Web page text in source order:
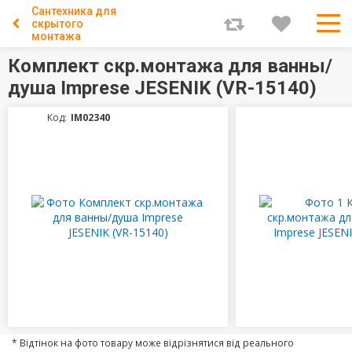
Сантехника для
скрытого
монтажа
Комплект скр.монтажа для ванны/
душа Imprese JESENIK (VR-15140)
Код: IM02340
* Відтінок на фото товару може відрізнятися від реального